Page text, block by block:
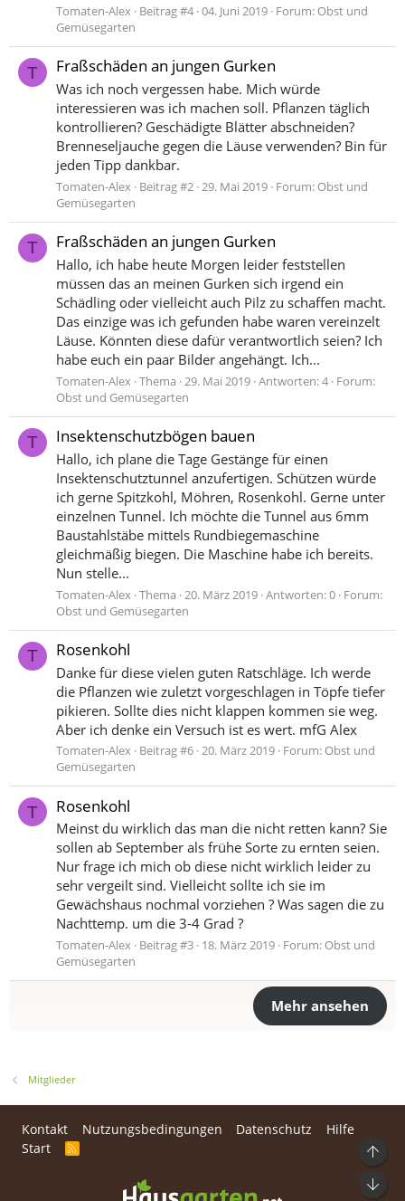
Tomaten-Alex Beitrag #4 04. Juni 2019 Forum: Obst und
Gemüsegarten
T Fraßschäden an jungen Gurken
Was ich noch vergessen habe. Mich würde
interessieren was ich machen soll. Pflanzen täglich
kontrollieren? Geschädigte Blätter abschneiden?
Brenneseljauche gegen die Läuse verwenden? Bin für
jeden Tipp dankbar.
Tomaten-Alex Beitrag #2 29. Mai 2019 Forum: Obst und
Gemüsegarten
T Fraßschäden an jungen Gurken
Hallo, ich habe heute Morgen leider feststellen
müssen das an meinen Gurken sich irgend ein
Schädling oder vielleicht auch Pilz zu schaffen macht.
Das einzige was ich gefunden habe waren vereinzelt
Läuse. Könnten diese dafür verantwortlich seien? Ich
habe euch ein paar Bilder angehängt. Ich...
Tomaten-Alex Thema 29. Mai 2019 Antworten: 4 Forum:
Obst und Gemüsegarten
T Insektenschutzbögen bauen
Hallo, ich plane die Tage Gestänge für einen
Insektenschutztunnel anzufertigen. Schützen würde
ich gerne Spitzkohl, Möhren, Rosenkohl. Gerne unter
einzelnen Tunnel. Ich möchte die Tunnel aus 6mm
Baustahlstäbe mittels Rundbiegemaschine
gleichmäßig biegen. Die Maschine habe ich bereits.
Nun stelle...
Tomaten-Alex Thema 20. März 2019 Antworten: 0 Forum:
Obst und Gemüsegarten
T Rosenkohl
Danke für diese vielen guten Ratschläge. Ich werde
die Pflanzen wie zuletzt vorgeschlagen in Töpfe tiefer
pikieren. Sollte dies nicht klappen kommen sie weg.
Aber ich denke ein Versuch ist es wert. mfG Alex
Tomaten-Alex Beitrag #6 20. März 2019 Forum: Obst und
Gemüsegarten
T Rosenkohl
Meinst du wirklich das man die nicht retten kann? Sie
sollen ab September als frühe Sorte zu ernten seien.
Nur frage ich mich ob diese nicht wirklich leider zu
sehr vergeilt sind. Vielleicht sollte ich sie im
Gewächshaus nochmal vorziehen ? Was sagen die zu
Nachttemp. um die 3-4 Grad ?
Tomaten-Alex Beitrag #3 18. März 2019 Forum: Obst und
Gemüsegarten
Mehr ansehen
Mitglieder
Kontakt Nutzungsbedingungen Datenschutz
Hilfe
Start
R